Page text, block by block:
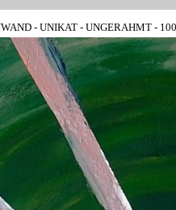
- UNIKAT - UNGERAHMT -